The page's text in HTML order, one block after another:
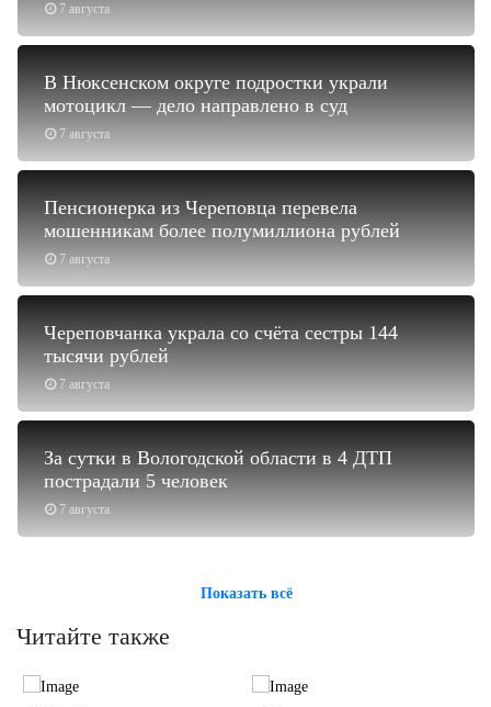
7 августа
7 августа
В Нюксенском округе подростки украли
мотоцикл — дело направлено в суд
7 августа
Пенсионерка из Череповца перевела
мошенникам более полумиллиона рублей
7 августа
Череповчанка украла со счёта сестры 144
тысячи рублей
7 августа
За сутки в Вологодской области в 4 ДТП
пострадали 5 человек
Показать всё
Читайте также